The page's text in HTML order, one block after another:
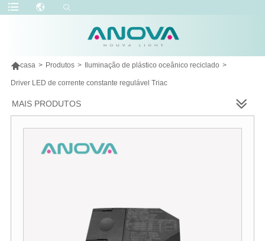
casa > Produtos > Iluminação de plástico oceânico reciclado >
Driver LED de corrente constante regulável Triac
MAIS PRODUTOS